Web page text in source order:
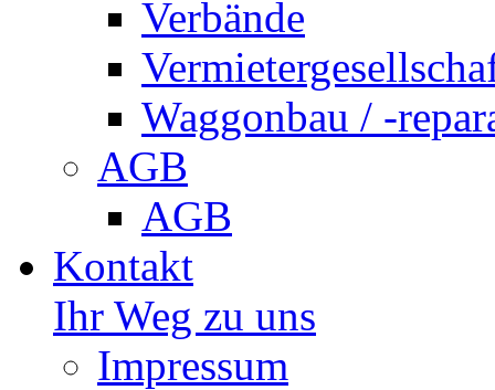
Verbände
Waggonbau / -
AGB
AGB
Kontakt
Ihr Weg zu uns
Impressum